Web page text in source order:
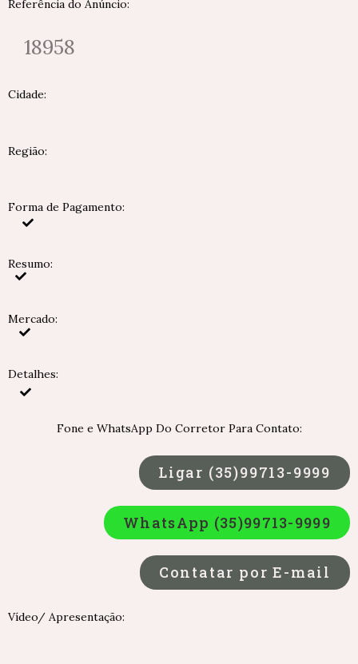
Referência do Anúncio:
18958
Cidade:
Região:
Forma de Pagamento:
Resumo:
Mercado:
Detalhes:
Fone e WhatsApp Do Corretor Para Contato:
Ligar (35)99713-9999
WhatsApp (35)99713-9999
Contatar por E-mail
Vídeo/ Apresentação: